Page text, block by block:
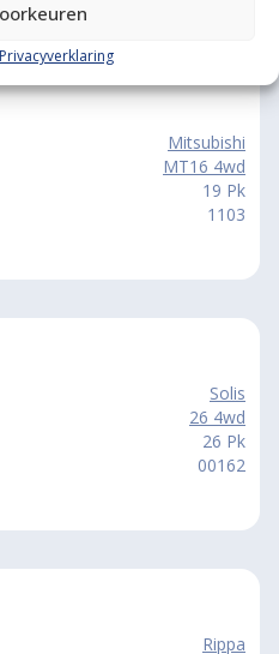
Privacyverklaring
producten
Mitsubishi
MT16 4wd
19 Pk
1103
Solis
26 4wd
26 Pk
00162
Rippa